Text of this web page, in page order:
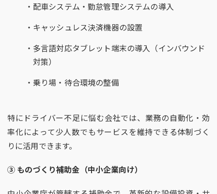
配車システム・勤怠管理システムの導入
キャッシュレス決済機器の設置
多言語対応タブレット端末の導入（インバウンド
対策）
乗り場・待合環境の整備
特にドライバー不足に悩む会社では、業務の自動化・効
率化によって少人数でもサービスを維持できる体制づく
りに活用できます。
③ ものづくり補助金（中小企業向け）